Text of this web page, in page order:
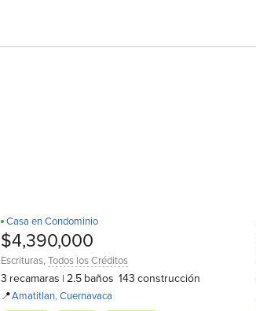
Casa en Condominio
$4,390,000
Escrituras,Todos los Créditos
3 recamaras | 2.5 baños 143 construcción
📍Amatitlan,Cuernavaca